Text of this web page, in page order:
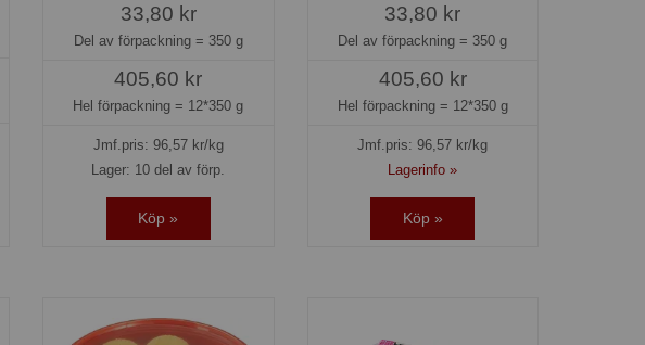
33,80 kr
Del av förpackning = 350 g
405,60 kr
Hel förpackning = 12*350 g
Jmf.pris: 96,57kr/kg
Lager: 10 del av förp.
Köp »
33,80 kr
Del av förpackning = 350 g
405,60 kr
Hel förpackning = 12*350 g
Jmf.pris:96,57 kr/kg
Lagerinfo »
Köp »